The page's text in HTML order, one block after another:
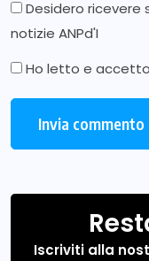
Desidero ricevere
notizie ANPd'I
Ho letto e accetto
Iscriviti alla